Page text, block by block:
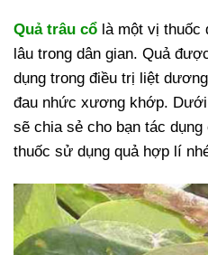
Quả trâu cổ là một vị
lâu trong dân gian. Quả
dụng trong điều trị liệt
đau nhức xương khớp.
sẽ chia sẻ cho bạn tác
thuốc sử dụng quả hợp lí